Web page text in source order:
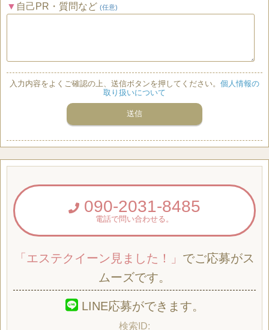
自己PR・質問など (任意)
入力内容をよくご確認の上、送信ボタンを押してください。 個人情報の
取り扱いについて
090-2031-8485
電話で問い合わせる。
「エステクイーン見ました！」 でご応募がス
ムーズです。
LINE応募ができます。